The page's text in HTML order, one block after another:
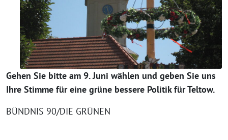
Gehen Sie bitte am 9. Juni wählen und geben Sie uns
Ihre Stimme für eine grüne bessere Politik für Teltow.
BÜNDNIS 90/DIE GRÜNEN